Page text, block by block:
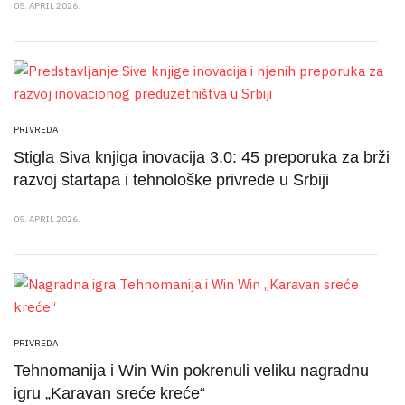
05. APRIL 2026.
PRIVREDA
Stigla Siva knjiga inovacija 3.0: 45 preporuka za brži
razvoj startapa i tehnološke privrede u Srbiji
05. APRIL 2026.
PRIVREDA
Tehnomanija i Win Win pokrenuli veliku nagradnu
igru „Karavan sreće kreće“